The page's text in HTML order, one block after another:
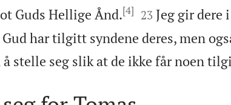
Guds Hellige Ånd.[4]
23 Jeg gir dere
har tilgitt syndene deres, men
å stelle seg slik at de ikke får noen